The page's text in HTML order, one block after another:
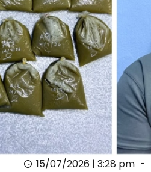
15/07/2026 | 3:28 pm